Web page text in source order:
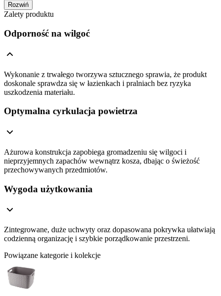
Rozwiń
Zalety produktu
Odporność na wilgoć
Wykonanie z trwałego tworzywa sztucznego sprawia, że produkt
doskonale sprawdza się w łazienkach i pralniach bez ryzyka
uszkodzenia materiału.
Optymalna cyrkulacja powietrza
Ażurowa konstrukcja zapobiega gromadzeniu się wilgoci i
nieprzyjemnych zapachów wewnątrz kosza, dbając o świeżość
przechowywanych przedmiotów.
Wygoda użytkowania
Zintegrowane, duże uchwyty oraz dopasowana pokrywka ułatwiają
codzienną organizację i szybkie porządkowanie przestrzeni.
Powiązane kategorie i kolekcje